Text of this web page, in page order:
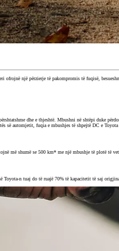
ofrojnë një përzierje të pakompromis të fuqisë,
dhe e thjeshtë. Mbushni në shtëpi duke
së automjetit, fuqia e mbushjes të shpejtë DC e
më shumë se 500 km* me një mbushje të plotë
Toyota-n tuaj do të ruajë 70% të kapacitetit të saj